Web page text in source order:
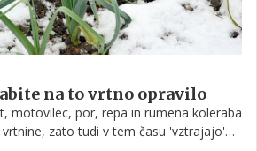
na to vrtno opravilo
motovilec, por, repa in rumena koleraba
zato tudi v tem času 'vztrajajo'